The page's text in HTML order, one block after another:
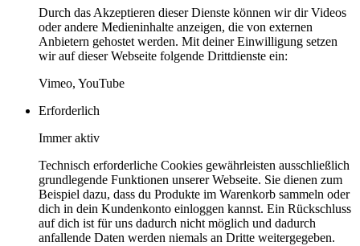
Durch das Akzeptieren dieser Dienste können wir dir Videos
oder andere Medieninhalte anzeigen, die von externen
Anbietern gehostet werden. Mit deiner Einwilligung setzen
wir auf dieser Webseite folgende Drittdienste ein:
Vimeo, YouTube
Erforderlich
Immer aktiv
Technisch erforderliche Cookies gewährleisten ausschließlich
grundlegende Funktionen unserer Webseite. Sie dienen zum
Beispiel dazu, dass du Produkte im Warenkorb sammeln oder
dich in dein Kundenkonto einloggen kannst. Ein Rückschluss
auf dich ist für uns dadurch nicht möglich und dadurch
anfallende Daten werden niemals an Dritte weitergegeben.